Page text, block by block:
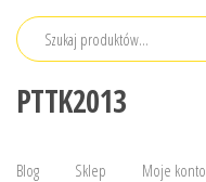
Przejdź
PTTK2013
Blog Sklep Moje konto